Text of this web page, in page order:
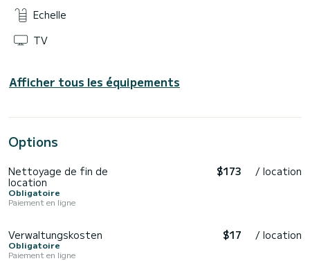
Echelle
TV
Afficher tous les équipements
Options
Nettoyage de fin de
location
Obligatoire
Paiement en ligne
$173 / location
Verwaltungskosten
Obligatoire
Paiement en ligne
$17 / location